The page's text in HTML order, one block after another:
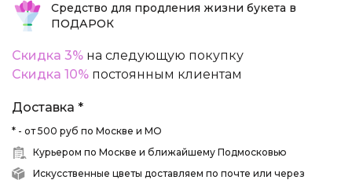
Средство для продления жизни букета в
ПОДАРОК
Скидка 3% на следующую покупку
Скидка 10% постоянным клиентам
Доставка *
* - от 500 руб по Москве и МО
Курьером по Москве и ближайшему Подмосковью
Искусственные цветы доставляем по почте или через